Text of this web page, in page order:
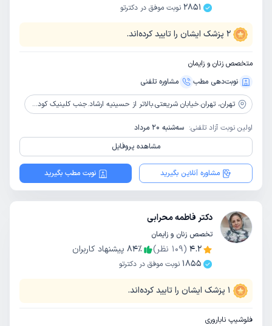
2851 نوبت موفق در دکترتو
2 پزشک ایشان را تایید کرده‌اند.
متخصص زنان و زایمان
نوبت‌دهی مطب
مشاوره‌ تلفنی
تهران،تهران.خیابان شریعتی.بالاتر از حسینیه ارشاد.جنب کلینیک کودکان ایران.طبقه دوم ازمایشگاه ماندگار
اولین نوبت آزاد تلفنی: سه‌شنبه 20 مرداد
مشاهده پروفایل
مشاوره آنلاین بگیرید نوبت مطب بگیرید
دکتر فاطمه محرابی
تخصص زنان و زایمان
4.2
(
109 نظر) 84٪
پیشنهاد کاربران
1855 نوبت موفق در دکترتو
1 پزشک ایشان را تایید کرده‌اند.
فلوشیپ ناباروری